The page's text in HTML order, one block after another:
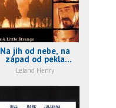
Na jih od nebe, na
západ od pekla
(2000)
Leland Henry